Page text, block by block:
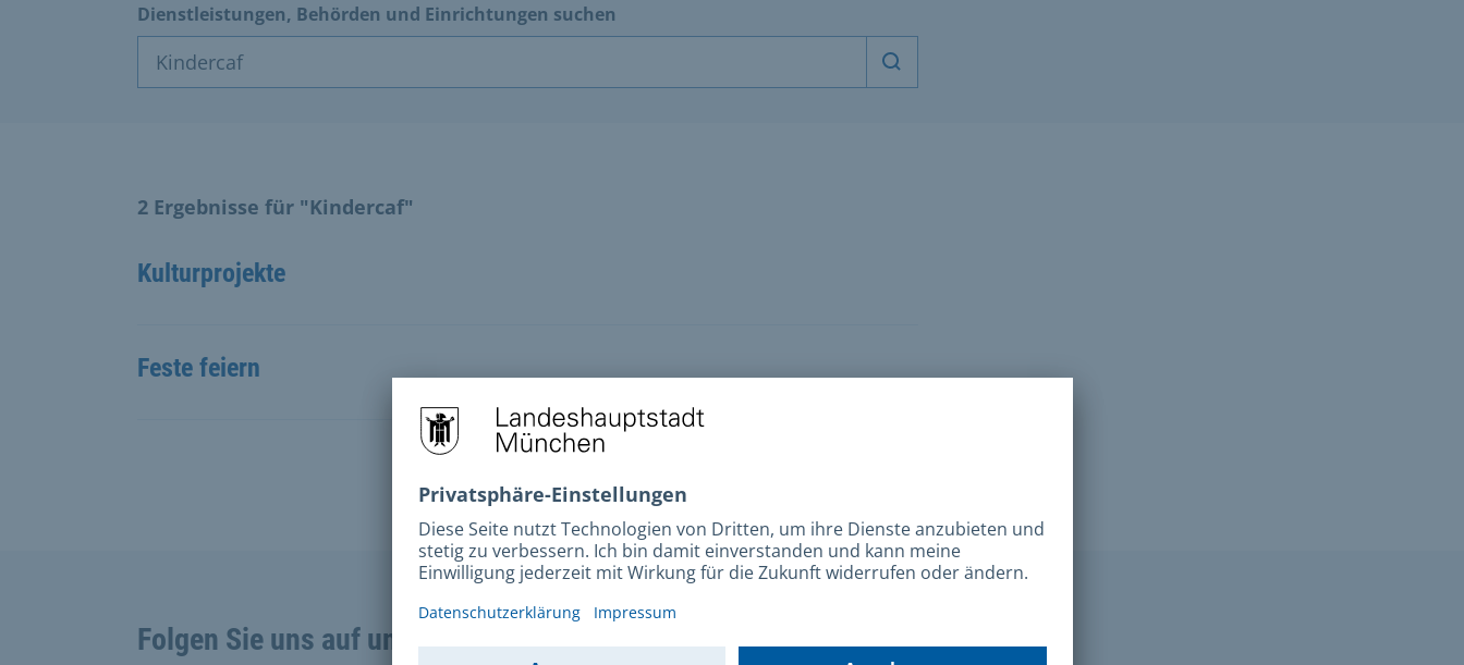
Dienstleistungen, Behörden und Einrichtungen suchen
Dienstleistungssuche Starten
2 Ergebnisse für "Kindercaf"
Kulturprojekte
Feste feiern
Folgen Sie uns auf unseren Social Media Kanälen: